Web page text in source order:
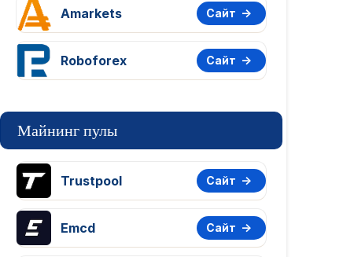
Amarkets Сайт
Roboforex Сайт
Майнинг пулы
Trustpool Сайт
Emcd Сайт